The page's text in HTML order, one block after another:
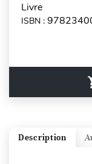
Livre
ISBN :
Description